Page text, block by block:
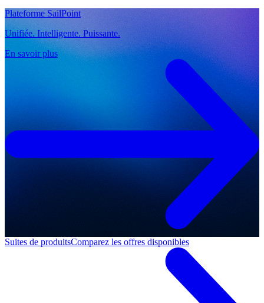
Plateforme SailPoint
Unifiée. Intelligente. Puissante.
En savoir plus
Suites de produitsComparez les offres disponibles